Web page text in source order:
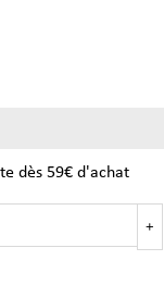
dès 59€ d'achat
+